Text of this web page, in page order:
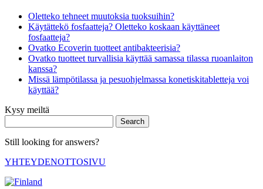
Oletteko tehneet muutoksia tuoksuihin?
Käytättekö fosfaatteja? Oletteko koskaan käyttäneet
fosfaatteja?
Ovatko Ecoverin tuotteet antibakteerisia?
Ovatko tuotteet turvallisia käyttää samassa tilassa ruoanlaiton
kanssa?
Missä lämpötilassa ja pesuohjelmassa konetiskitabletteja voi
käyttää?
Kysy meiltä
Search
Still looking for answers?
YHTEYDENOTTOSIVU